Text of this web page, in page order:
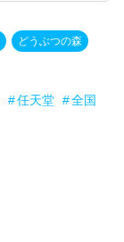
どうぶつの森
任天堂 全国